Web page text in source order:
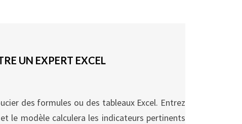
UN EXPERT EXCEL
des formules ou des tableaux Excel. Entrez
le modèle calculera les indicateurs pertinents